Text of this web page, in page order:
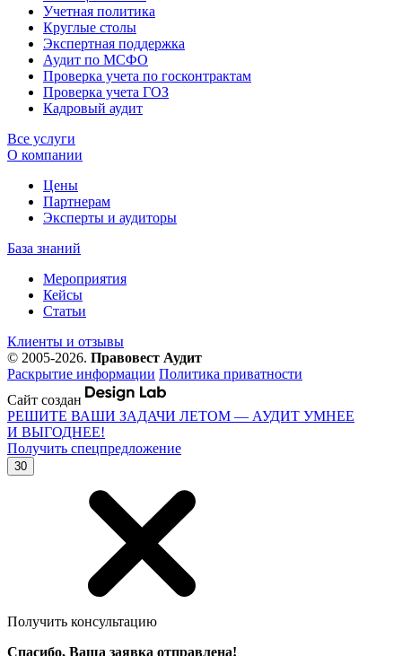
Учетная политика
Круглые столы
Экспертная поддержка
Аудит по МСФО
Проверка учета по госконтрактам
Проверка учета ГОЗ
Кадровый аудит
Все услуги
О компании
Цены
Партнерам
Эксперты и аудиторы
База знаний
Мероприятия
Кейсы
Статьи
Клиенты и отзывы
© 2005-2026. Правовест Аудит
Раскрытие информации Политика приватности
Сайт создан
РЕШИТЕ ВАШИ ЗАДАЧИ ЛЕТОМ — АУДИТ УМНЕЕ
И ВЫГОДНЕЕ!
Получить спецпредложение
30
Получить консультацию
Спасибо, Ваша заявка отправлена!